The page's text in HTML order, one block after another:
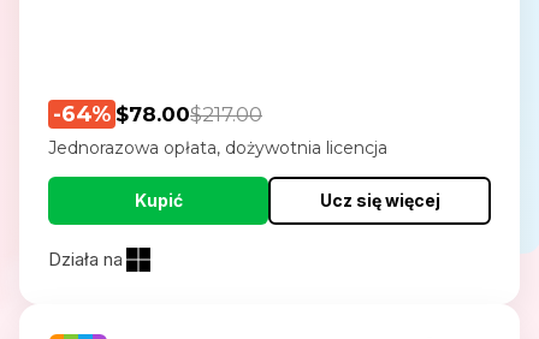
-64% $78.00$217.00
Jednorazowa opłata, dożywotnia licencja
Kupić Ucz się więcej
Działa na